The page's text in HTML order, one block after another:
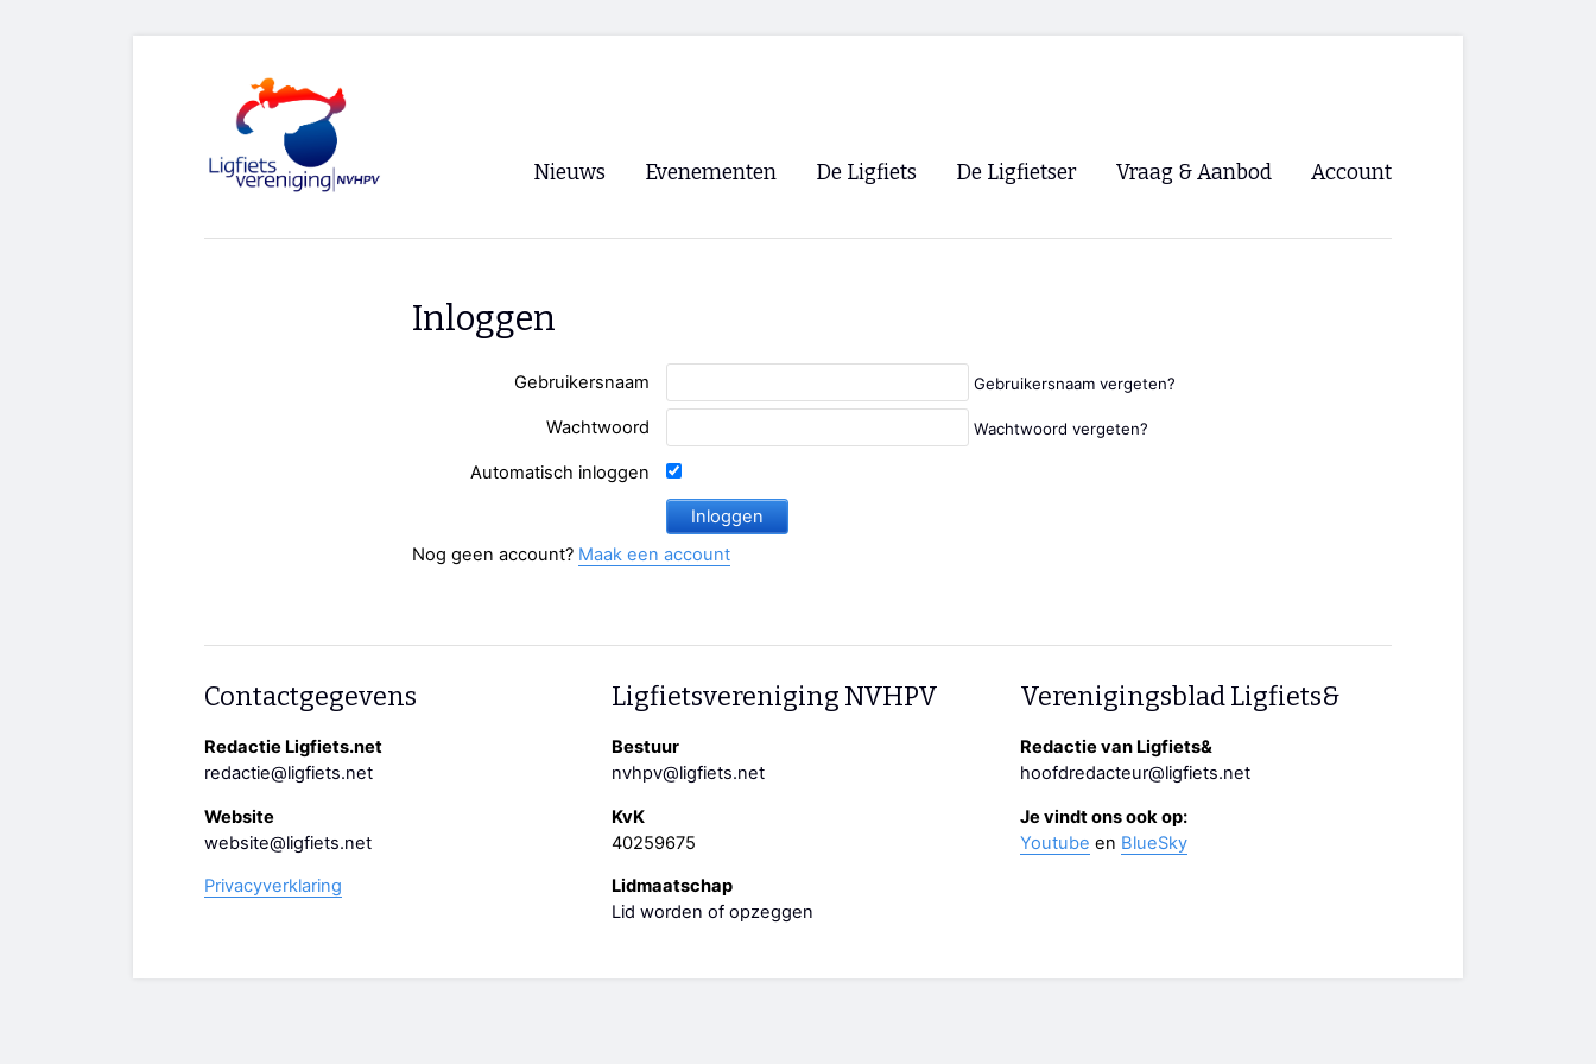
Nieuws Evenementen
Paastreffen
Oliebollentocht
De Ligfiets De Ligfietser
Lokale Fietsverenigingen
Vraag & Aanbod Account
Inloggen
Gebruikersnaam Gebruikersnaam vergeten?
Wachtwoord Wachtwoord vergeten?
Automatisch inloggen
Nog geen account? Maak een account
Contactgegevens
Redactie Ligfiets.net
redactie@ligfiets.net
Website
website@ligfiets.net
Privacyverklaring
Ligfietsvereniging NVHPV
Bestuur
nvhpv@ligfiets.net
KvK
40259675
Lidmaatschap
Lid worden of opzeggen
Verenigingsblad Ligfiets&
Redactie van Ligfiets&
hoofdredacteur@ligfiets.net
Je vindt ons ook op:
Youtube en BlueSky